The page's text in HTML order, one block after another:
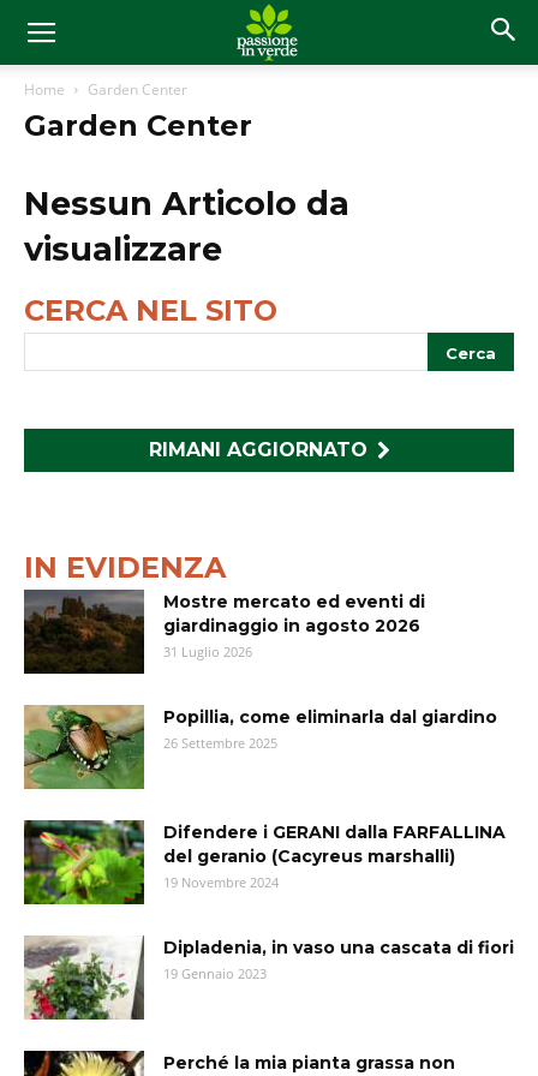
Home Garden Center
Garden Center
Nessun Articolo da
visualizzare
CERCA NEL SITO
RIMANI AGGIORNATO
IN EVIDENZA
Mostre mercato ed eventi di
giardinaggio in agosto 2026
31 Luglio 2026
Popillia, come eliminarla dal giardino
26 Settembre 2025
Difendere i GERANI dalla FARFALLINA
del geranio (Cacyreus marshalli)
19 Novembre 2024
Dipladenia, in vaso una cascata di fiori
19 Gennaio 2023
Perché la mia pianta grassa non